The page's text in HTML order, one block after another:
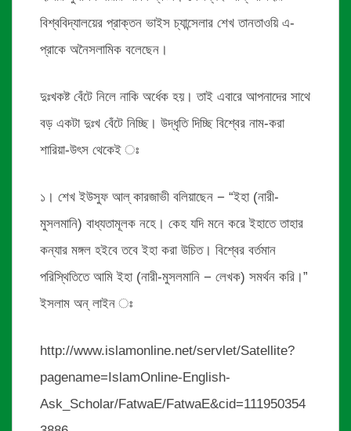
বিশ্ববিদ্যালয়ের প্রাক্তন ভাইস চ্যান্সেলার শেখ তানতাওয়ি এ-
প্রাকে অনৈসলামিক বলেছেন।
দুঃখকষ্ট বেঁটে নিলে নাকি অর্ধেক হয়। তাই এবারে আপনাদের সাথে
বড় একটা দুঃখ বেঁটে নিচ্ছি। উদ্ধৃতি দিচ্ছি বিশ্বের নাম-করা
শারিয়া-উৎস থেকেই ঃ
১। শেখ ইউসুফ আল্ কারজাভী বলিয়াছেন − “ইহা (নারী-
মুসলমানি) বাধ্যতামূলক নহে। কেহ যদি মনে করে ইহাতে তাহার
কন্যার মঙ্গল হইবে তবে ইহা করা উচিত। বিশ্বের বর্তমান
পরিস্থিতিতে আমি ইহা (নারী-মুসলমানি − লেখক) সমর্থন করি।”
ইসলাম অন্ লাইন ঃ
http://www.islamonline.net/servlet/Satellite?
pagename=IslamOnline-English-
Ask_Scholar/FatwaE/FatwaE&cid=111950354